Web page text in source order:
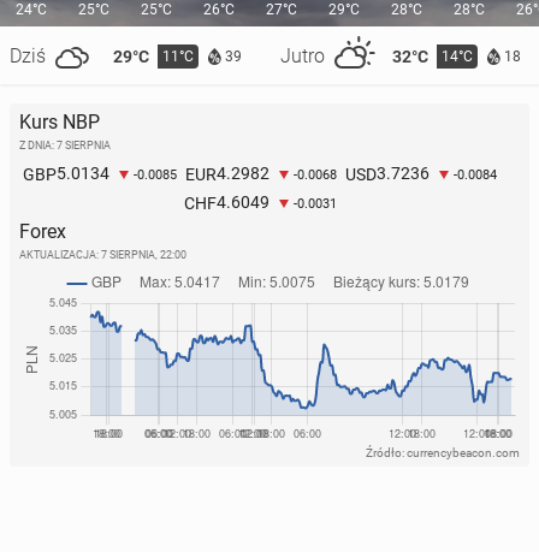
24°C
Dziś 29°C 11°C 39 Jutro 32°C 14°C 18
25°C 25°C 26°C 27°C 29°C 28°C 28°C
Kurs NBP
Z DNIA: 7 SIERPNIA
GBP5.0134 -0.0085 EUR4.2982 -0.0068 USD3.7236 -0.0084
CHF4.6049 -0.0031
Forex
AKTUALIZACJA: 7 SIERPNIA, 22:00
Źródło: currencybeacon.com